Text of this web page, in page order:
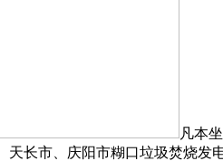
凡本
长市、庆阳市糊口垃圾焚烧